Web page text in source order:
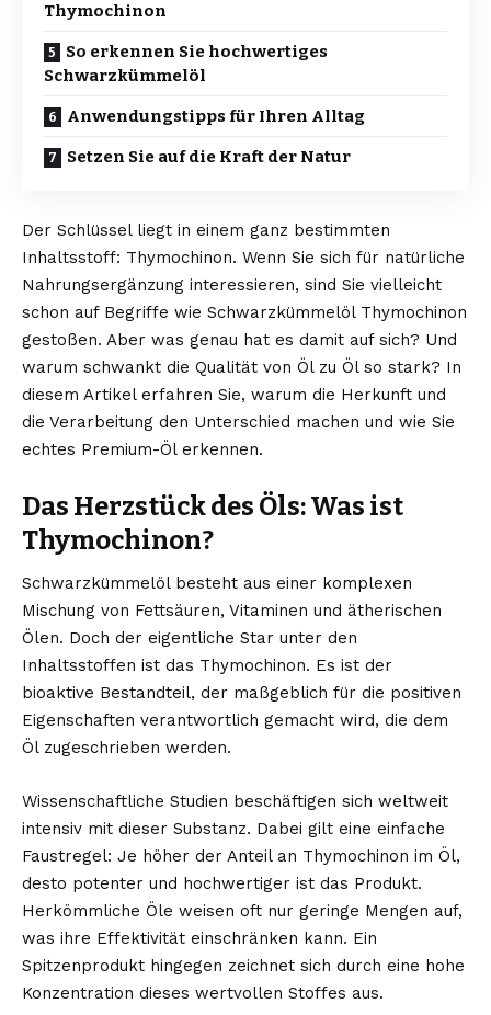
Thymochinon
So erkennen Sie hochwertiges
Schwarzkümmelöl
Anwendungstipps für Ihren Alltag
Setzen Sie auf die Kraft der Natur
Der Schlüssel liegt in einem ganz bestimmten
Inhaltsstoff: Thymochinon. Wenn Sie sich für natürliche
Nahrungsergänzung interessieren, sind Sie vielleicht
schon auf Begriffe wie Schwarzkümmelöl Thymochinon
gestoßen. Aber was genau hat es damit auf sich? Und
warum schwankt die Qualität von Öl zu Öl so stark? In
diesem Artikel erfahren Sie, warum die Herkunft und
die Verarbeitung den Unterschied machen und wie Sie
echtes Premium-Öl erkennen.
Das Herzstück des Öls: Was ist
Thymochinon?
Schwarzkümmelöl besteht aus einer komplexen
Mischung von Fettsäuren, Vitaminen und ätherischen
Ölen. Doch der eigentliche Star unter den
Inhaltsstoffen ist das Thymochinon. Es ist der
bioaktive Bestandteil, der maßgeblich für die positiven
Eigenschaften verantwortlich gemacht wird, die dem
Öl zugeschrieben werden.
Wissenschaftliche Studien beschäftigen sich weltweit
intensiv mit dieser Substanz. Dabei gilt eine einfache
Faustregel: Je höher der Anteil an Thymochinon im Öl,
desto potenter und hochwertiger ist das Produkt.
Herkömmliche Öle weisen oft nur geringe Mengen auf,
was ihre Effektivität einschränken kann. Ein
Spitzenprodukt hingegen zeichnet sich durch eine hohe
Konzentration dieses wertvollen Stoffes aus.